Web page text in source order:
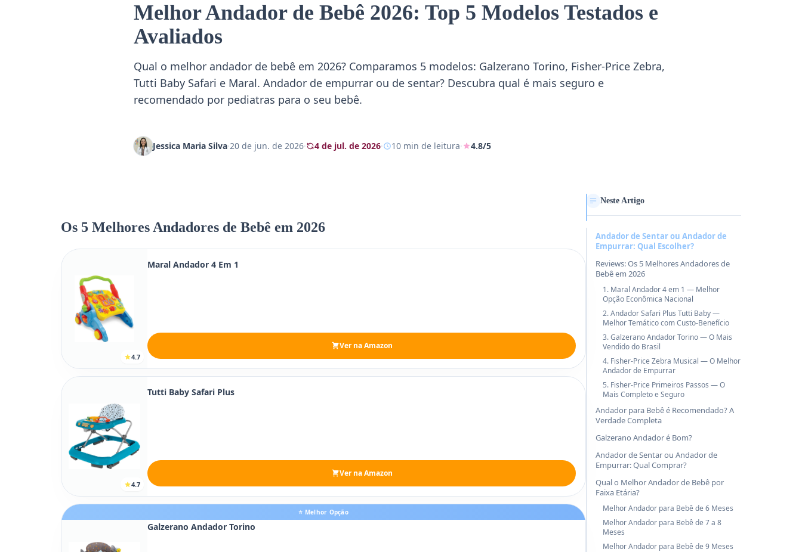
Melhor Andador de Bebê 2026: Top 5 Modelos Testados e
Avaliados
Qual o melhor andador de bebê em 2026? Comparamos 5 modelos: Galzerano Torino, Fisher-Price Zebra,
Tutti Baby Safari e Maral. Andador de empurrar ou de sentar? Descubra qual é mais seguro e
recomendado por pediatras para o seu bebê.
Jessica Maria Silva·20 de jun. de 2026· 4 de jul. de 2026· 10 min de leitura· 4.8/5
Os 5 Melhores Andadores de Bebê em 2026
4.7
Maral Andador 4 Em 1
Ver na Amazon
4.7
Tutti Baby Safari Plus
Ver na Amazon
⭐ Melhor Opção
Galzerano Andador Torino
Neste Artigo
Andador de Sentar ou Andador de
Empurrar: Qual Escolher?
Reviews: Os 5 Melhores Andadores de
Bebê em 2026
1. Maral Andador 4 em 1 — Melhor
Opção Econômica Nacional
2. Andador Safari Plus Tutti Baby —
Melhor Temático com Custo-Benefício
3. Galzerano Andador Torino — O Mais
Vendido do Brasil
4. Fisher-Price Zebra Musical — O Melhor
Andador de Empurrar
5. Fisher-Price Primeiros Passos — O
Mais Completo e Seguro
Andador para Bebê é Recomendado? A
Verdade Completa
Galzerano Andador é Bom?
Andador de Sentar ou Andador de
Empurrar: Qual Comprar?
Qual o Melhor Andador de Bebê por
Faixa Etária?
Melhor Andador para Bebê de 6 Meses
Melhor Andador para Bebê de 7 a 8
Meses
Melhor Andador para Bebê de 9 Meses